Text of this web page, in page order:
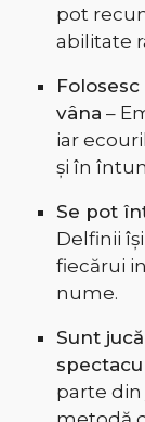
pot
abilitate
vâna –
iar
și în
Se pot
Delfinii
fiecărui
nume.
Sunt
parte din